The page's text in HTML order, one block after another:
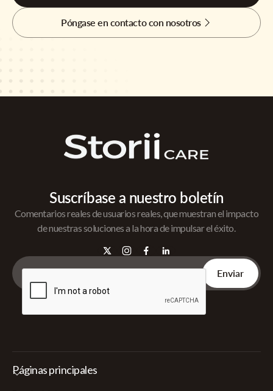
Póngase en contacto con nosotros
Suscríbase a nuestro boletín
Comentarios reales de usuarios reales, que muestran el impacto
de nuestras soluciones a la hora de impulsar el éxito.
Páginas principales